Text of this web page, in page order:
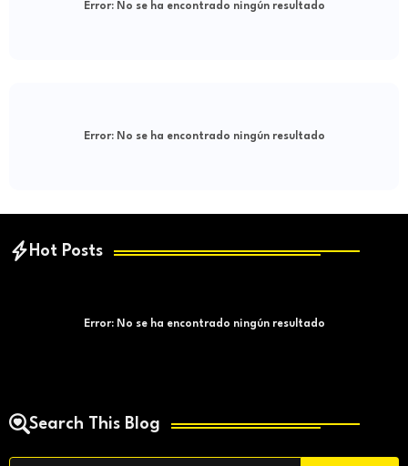
Error:No se ha encontrado ningún resultado
Error:No se ha encontrado ningún resultado
Hot Posts
Error:No se ha encontrado ningún resultado
Search This Blog